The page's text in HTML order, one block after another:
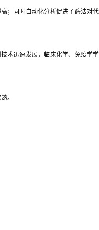
同时自动化分析促进了酶法
迅速发展，临床化学、免疫
。